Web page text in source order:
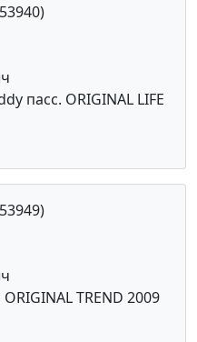
пасс. ORIGINAL LIFE
TREND 2009